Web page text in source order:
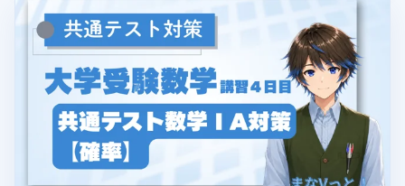
詳細・お申し込みはこちら
- まなVっと！： https://mana-vit.com/open2026
#高校受験英語 #まなVっと #夏期講習 #中学英語 #総合
テスト対策 #英語 #受験生応援 #ライブ授業
#受験勉強
#英語解説